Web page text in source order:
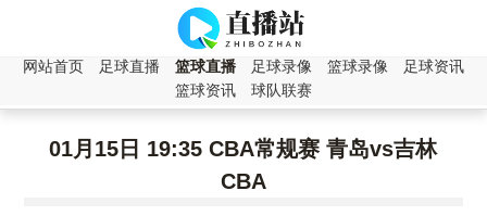
网站首页 足球直播 篮球直播 足球录像 篮球录像
足球资讯
篮球资讯
球队联赛
01月15日 19:35 CBA常规赛 青岛vs吉林
CBA